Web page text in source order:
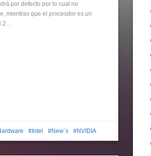
por defecto por lo cual no
mientras que el procesdor es un
Intel New´s NVIDIA